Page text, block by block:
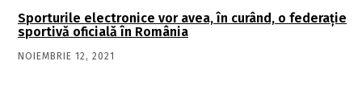
Sporturile electronice vor avea, în curând, o federație
sportivă oficială în România
NOIEMBRIE 12, 2021